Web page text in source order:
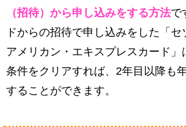
（招待）から申し込みをする方法で
ドからの招待で申し込みをした「セ
アメリカン・エキスプレスカード」
条件をクリアすれば、2年目以降も
することができます。